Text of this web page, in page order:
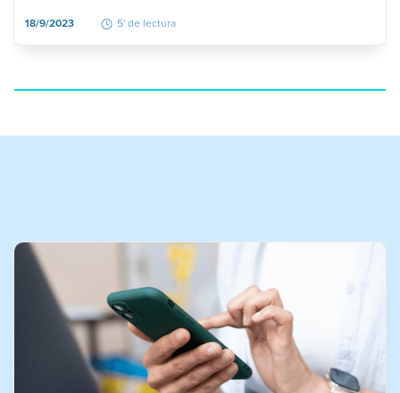
18/9/2023 5' de lectura